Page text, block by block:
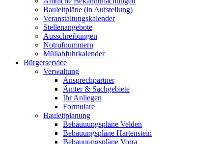
Bauleitpläne (in Aufstellung)
Veranstaltungskalender
Stellenangebote
Ausschreibungen
Notrufnummern
Müllabfuhrkalender
Bürgerservice
Verwaltung
Ansprechpartner
Ämter & Sachgebiete
Ihr Anliegen
Formulare
Bauleitplanung
Bebauuungspläne Velden
Bebauungspläne Hartenstein
Bebauuungspläne Vorra